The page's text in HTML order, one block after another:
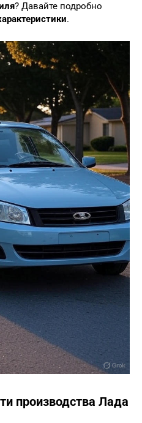
? Давайте подробно
.
производства Лада